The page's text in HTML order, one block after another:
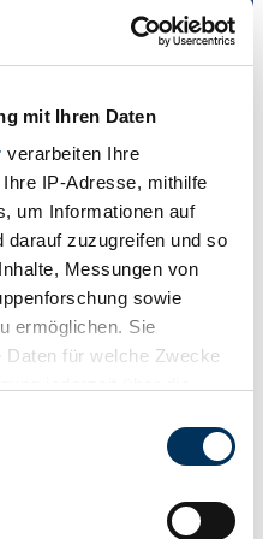
mit Ihren Daten
verarbeiten Ihre
IP-Adresse, mithilfe
um Informationen auf
darauf zuzugreifen und so
Messungen von
sowie
ermöglichen. Sie
für welche Zwecke
geografische Lage